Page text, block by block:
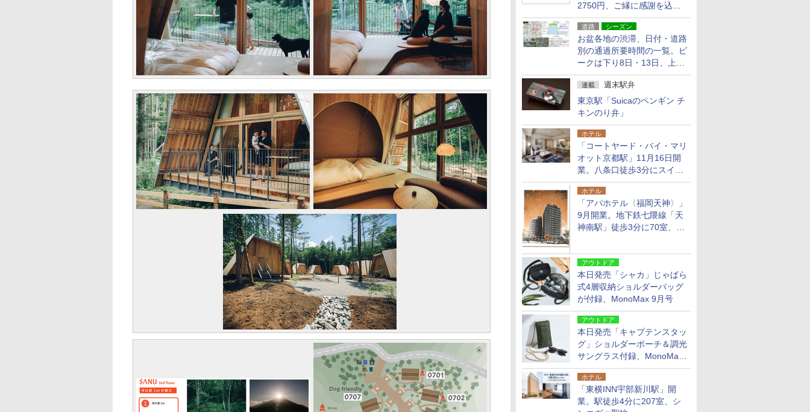
2750円、ご縁に感謝を込め
た20周年記念キャンペーン
道路 シーズン
お盆各地の渋滞、日付・道路
別の通過所要時間の一覧。ピ
ークは下り8日・13日、上り
14日・15日
連載 週末駅弁
東京駅「Suicaのペンギン チ
キンのり弁」
ホテル
「コートヤード・バイ・マリ
オット京都駅」11月16日開
業。八条口徒歩3分にスイー
ト含む全270室、ダイニング
も併設
ホテル
「アパホテル〈福岡天神〉」
9月開業。地下鉄七隈線「天
神南駅」徒歩3分に70室、エ
アウトドア
本日発売「シャカ」じゃばら
式4層収納ショルダーバッグ
が付録、MonoMax 9月号
アウトドア
本日発売「キャプテンスタッ
グ」ショルダーポーチ＆調光
サングラス付録、MonoMax
9月号増刊
ホテル
「東横INN宇部新川駅」開
業。駅徒歩4分に207室、シ